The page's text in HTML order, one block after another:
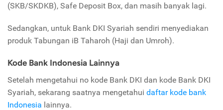
(SKB/SKDKB), Safe Deposit Box, dan masih banyak lagi.
Sedangkan, untuk Bank DKI Syariah sendiri menyediakan
produk Tabungan iB Taharoh (Haji dan Umroh).
Kode Bank Indonesia Lainnya
Setelah mengetahui no kode Bank DKI dan kode Bank DKI
Syariah, sekarang saatnya mengetahui daftar kode bank
Indonesia lainnya.